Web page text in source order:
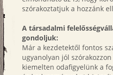
szórakoztatjuk a hozzánk
A társadalmi
gondoljuk:
Már a kezdetektől fontos
ugyanolyan jól
kiemelten odafigyelünk a